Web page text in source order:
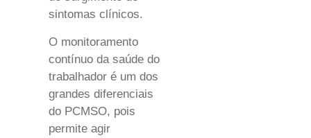
sintomas clínicos.
O monitoramento
contínuo da saúde do
trabalhador é um dos
grandes diferenciais
do PCMSO, pois
permite agir